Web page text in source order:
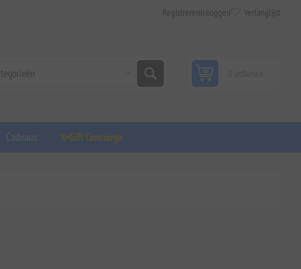
Registreren Inloggen Verlanglijst
Cadeaus ✨Gift Concierge